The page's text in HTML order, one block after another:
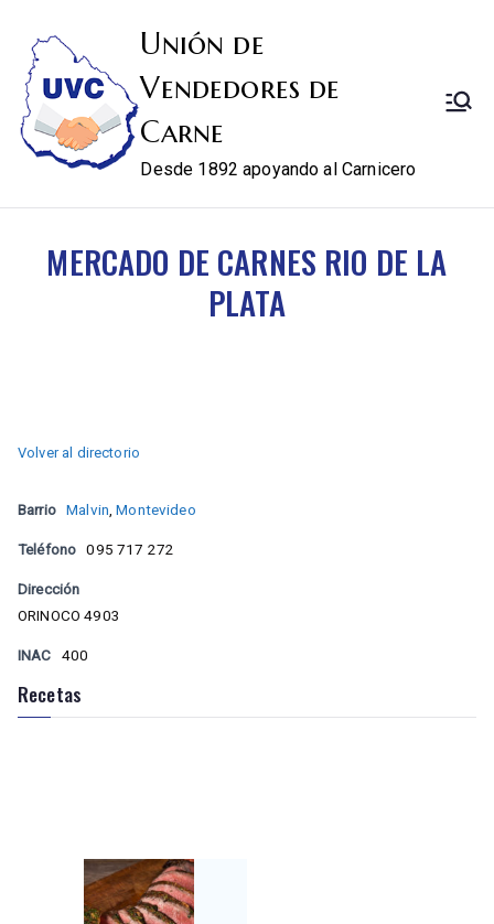
Unión de
Vendedores de
Carne
Desde 1892 apoyando al Carnicero
MERCADO DE CARNES RIO DE LA
PLATA
Volver al directorio
Barrio Malvin,Montevideo
Teléfono 095 717 272
Dirección
ORINOCO 4903
INAC 400
Recetas